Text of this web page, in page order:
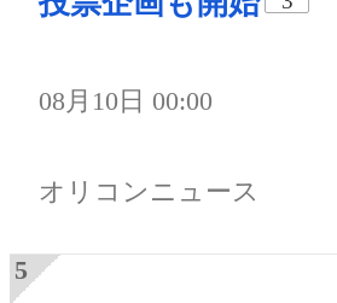
08月10日 00:00
オリコンニュース